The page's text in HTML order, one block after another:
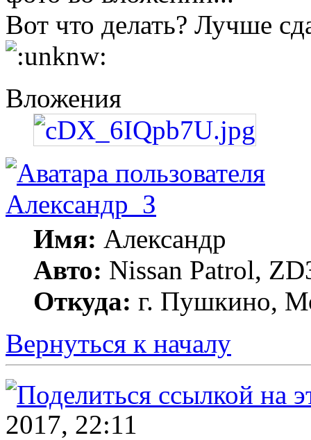
Вот что делать? Лучше
Вложения
Александр_З
Имя: Александр
Авто: Nissan Patrol,
Откуда: г. Пушкино,
Вернуться к началу
2017, 22:11